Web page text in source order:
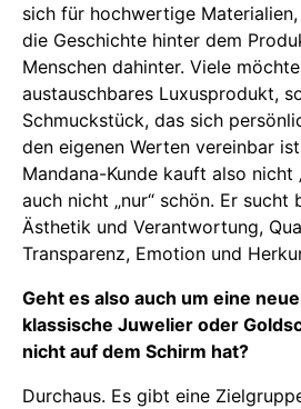
sich für hochwertige
die Geschichte hinter dem
Menschen dahinter. Viele
austauschbares Luxusprodukt,
Schmuckstück, das sich
den eigenen Werten vereinbar
Mandana-Kunde kauft also nicht
auch nicht „nur“ schön. Er sucht
Ästhetik und Verantwortung,
Transparenz, Emotion und
Geht es also auch um eine
klassische Juwelier oder
nicht auf dem Schirm hat?
Durchaus. Es gibt eine